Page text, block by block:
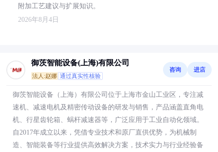
附加工艺建议与扩展知识。
2026年8月4日
御茨智能设备(上海)有限公司
法人:赵娜 通过真实性核验
咨询 进店
御茨智能设备（上海）有限公司位于上海市金山工业区，专注减
速机、减速电机及精密传动设备的研发与销售，产品涵盖直角电
机、行星齿轮箱、蜗杆减速器等，广泛应用于工业自动化领域。
自2017年成立以来，凭借专业技术和原厂直供优势，为机械制
造、智能装备等行业提供高效解决方案，技术实力与行业经验备